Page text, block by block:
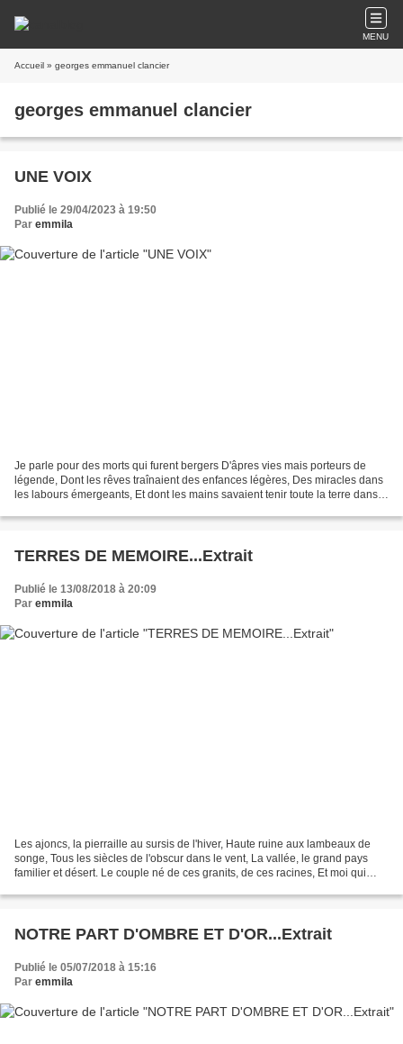
MENU
Accueil » georges emmanuel clancier
georges emmanuel clancier
UNE VOIX
Publié le 29/04/2023 à 19:50
Par emmila
Je parle pour des morts qui furent bergers D'âpres vies mais porteurs de
légende, Dont les rêves traînaient des enfances légères, Des miracles dans
les labours émergeants, Et dont les mains savaient tenir toute la terre dans
TERRES DE MEMOIRE...Extrait
Publié le 13/08/2018 à 20:09
Par emmila
Les ajoncs, la pierraille au sursis de l'hiver, Haute ruine aux lambeaux de
songe, Tous les siècles de l'obscur dans le vent, La vallée, le grand pays
familier et désert. Le couple né de ces granits, de ces racines, Et moi qui
NOTRE PART D'OMBRE ET D'OR...Extrait
Publié le 05/07/2018 à 15:16
Par emmila